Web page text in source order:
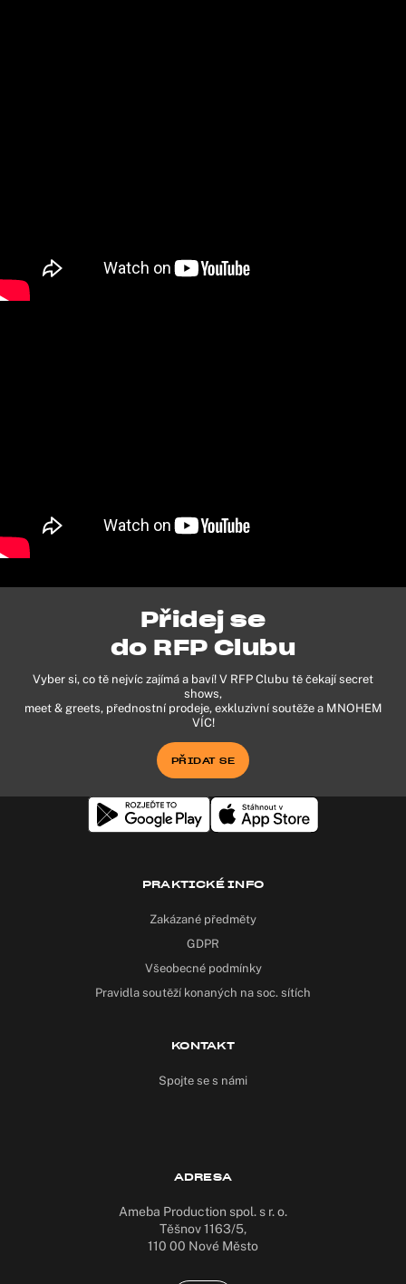
Přidej se
do RFP Clubu
Vyber si, co tě nejvíc zajímá a baví! V RFP Clubu tě čekají secret
shows,
meet & greets, přednostní prodeje, exkluzivní soutěže a MNOHEM
VÍC!
PŘIDAT SE
PRAKTICKÉ INFO
Zakázané předměty
GDPR
Všeobecné podmínky
Pravidla soutěží konaných na soc. sítích
KONTAKT
Spojte se s námi
ADRESA
Ameba Production spol. s r. o.
Těšnov 1163/5,
110 00 Nové Město